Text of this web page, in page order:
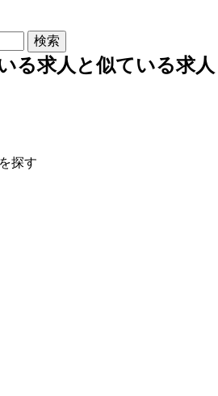
る求人と似ている求人
探す